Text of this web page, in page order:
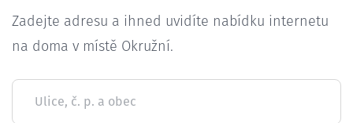
Zadejte adresu a ihned uvidíte nabídku internetu
na doma v místě Okružní.
Ulice, č. p. a obec